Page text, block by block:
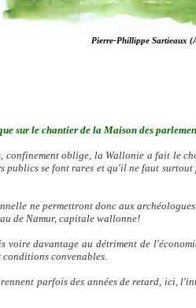
Pierre-Phillippe Sartieaux
sur le chantier de la Maison des
confinement oblige, la Wallonie a fait le
publics se font rares et qu'il ne faut
ne permettront donc aux
de Namur, capitale wallonne!
davantage au détriment de
conditions convenables.
parfois des années de retard, ici,